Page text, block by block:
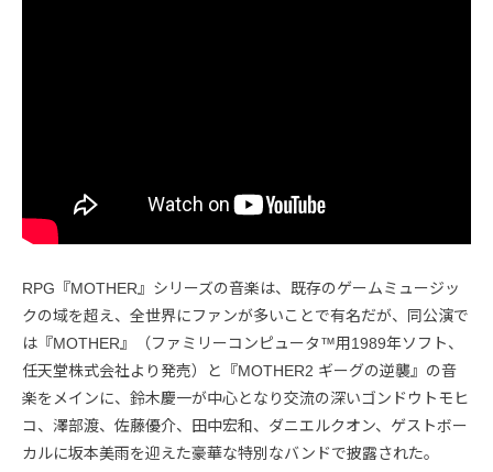
RPG『MOTHER』シリーズの音楽は、既存のゲームミュージッ
クの域を超え、全世界にファンが多いことで有名だが、同公演で
は『MOTHER』（ファミリーコンピュータ™用1989年ソフト、
任天堂株式会社より発売）と『MOTHER2 ギーグの逆襲』の音
楽をメインに、鈴木慶一が中心となり交流の深いゴンドウトモヒ
コ、澤部渡、佐藤優介、田中宏和、ダニエルクオン、ゲストボー
カルに坂本美雨を迎えた豪華な特別なバンドで披露された。